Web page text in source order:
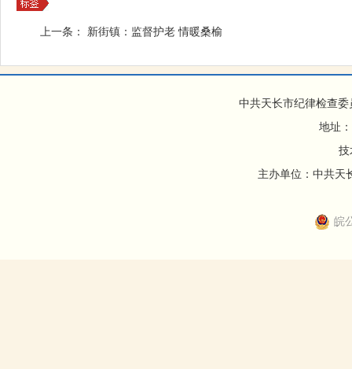
上一条： 新街镇：监督护老 情暖桑榆
中共天长市纪律检查
地址
技
主办单位：中共天
皖